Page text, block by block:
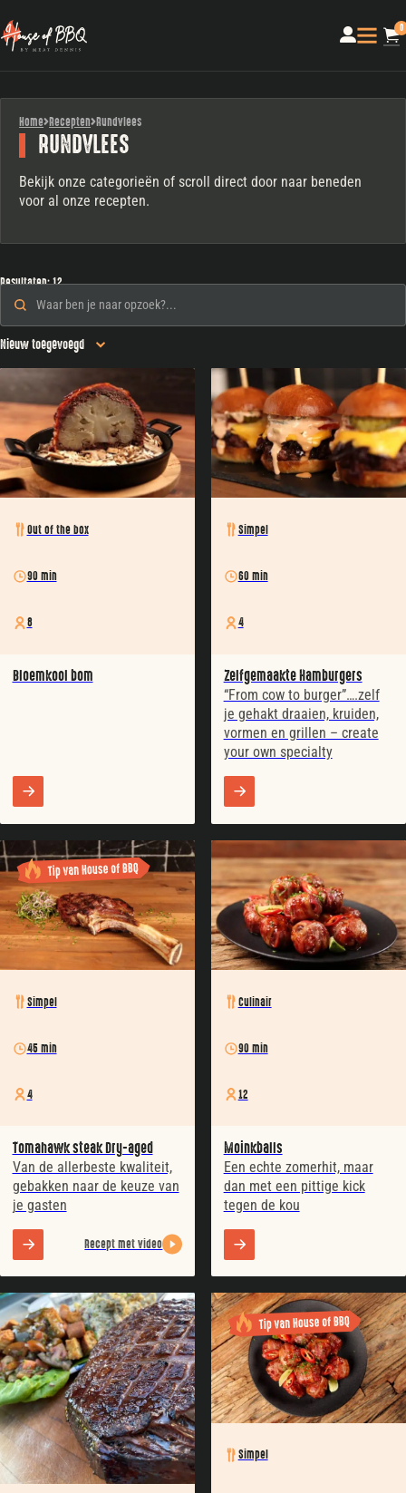
0
Home Recepten Rundvlees
RUNDVLEES
Bekijk onze categorieën of scroll direct door naar beneden
voor al onze recepten.
Resultaten: 12
Sorteren
Sort content
Zoeken
Search content
Out of the box
90 min
8
Bloemkool bom
Simpel
60 min
4
Zelfgemaakte Hamburgers
“From cow to burger”….zelf
je gehakt draaien, kruiden,
vormen en grillen – create
your own specialty
Simpel
45 min
4
Tomahawk steak Dry-aged
Van de allerbeste kwaliteit,
gebakken naar de keuze van
je gasten
Recept met video
Culinair
90 min
12
Moinkballs
Een echte zomerhit, maar
dan met een pittige kick
tegen de kou
Simpel